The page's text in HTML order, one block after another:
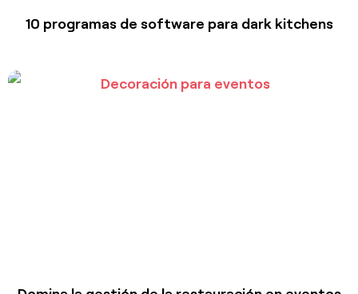
10 programas de software para dark kitchens